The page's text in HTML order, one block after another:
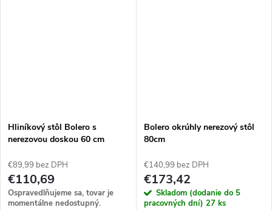
Hliníkový stôl Bolero s
nerezovou doskou 60 cm
€89,99 bez DPH
€110,69
Ospravedlňujeme sa, tovar je
momentálne nedostupný.
Bolero okrúhly nerezový stôl
80cm
€140,99 bez DPH
€173,42
Skladom (dodanie do 5
pracovných dní) 27 ks